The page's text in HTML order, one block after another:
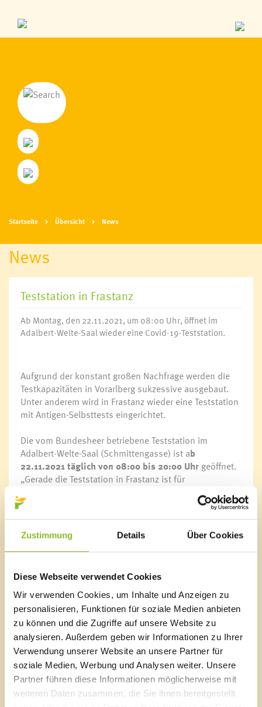
Zustimmung Details Über Cookies
Diese Webseite verwendet Cookies
Wir verwenden Cookies, um Inhalte und Anzeigen zu
personalisieren, Funktionen für soziale Medien anbieten
zu können und die Zugriffe auf unsere Website zu
analysieren. Außerdem geben wir Informationen zu Ihrer
Verwendung unserer Website an unsere Partner für
soziale Medien, Werbung und Analysen weiter. Unsere
Partner führen diese Informationen möglicherweise mit
weiteren Daten zusammen, die Sie ihnen bereitgestellt
Startseite Übersicht News
News
Teststation in Frastanz
Ab Montag, den 22.11.2021, um 08:00 Uhr, öffnet im
Adalbert-Welte-Saal wieder eine Covid-19-Teststation.
Aufgrund der konstant großen Nachfrage werden die
Testkapazitäten in Vorarlberg sukzessive ausgebaut.
Unter anderem wird in Frastanz wieder eine Teststation
mit Antigen-Selbsttests eingerichtet.
Die vom Bundesheer betriebene Teststation im
Adalbert-Welte-Saal (Schmittengasse) ist ab
22.11.2021 täglich von 08:00 bis 20:00 Uhr geöffnet.
„Gerade die Teststation in Frastanz ist für
Berufspendler*innen gut erreichbar“, so Landesrat
Christian Gantner in einer Aussendung.
Anmeldungen für die Teststation in Frastanz sind ab
Samstag, 20.11.2021, möglich.
COVID19 - START (lwz-vorarlberg.at)
Marktgemeinde Frastanz
Sägenplatz 1
A-6820 Frastanz, Österreich
Lageplan